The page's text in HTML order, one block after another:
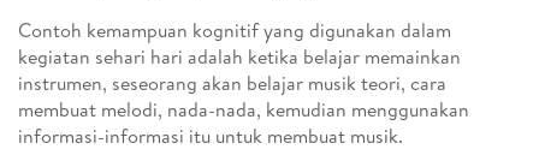
Contoh kemampuan kognitif yang digunakan dalam
kegiatan sehari hari adalah ketika belajar memainkan
instrumen, seseorang akan belajar musik teori, cara
membuat melodi, nada-nada, kemudian menggunakan
informasi-informasi itu untuk membuat musik.